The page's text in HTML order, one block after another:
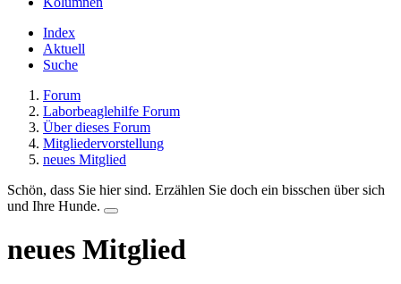
Index
Aktuell
Suche
Forum
Laborbeaglehilfe Forum
Über dieses Forum
Mitgliedervorstellung
neues Mitglied
Schön, dass Sie hier sind. Erzählen Sie doch ein bisschen über sich
und Ihre Hunde.
neues Mitglied